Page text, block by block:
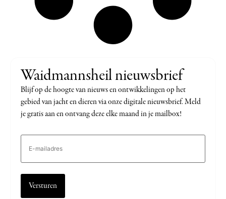
Waidmannsheil nieuwsbrief
Blijf op de hoogte van nieuws en ontwikkelingen op het
gebied van jacht en dieren via onze digitale nieuwsbrief. Meld
je gratis aan en ontvang deze elke maand in je mailbox!
E-
mailadres